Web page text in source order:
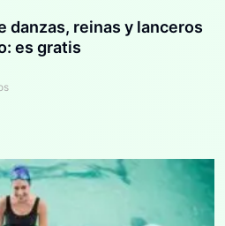
danzas, reinas y lanceros
es gratis